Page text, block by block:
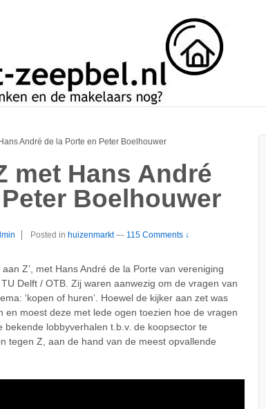
André de la Porte en Peter Boelhouwer
met Hans André
Boelhouwer
Posted in huizenmarkt — 115 Comments ↓
Z’, met Hans André de la Porte van vereniging
Delft / OTB. Zij waren aanwezig om de vragen van
‘kopen of huren’. Hoewel de kijker aan zet was
en moest deze met lede ogen toezien hoe de vragen
lobbyverhalen t.b.v. de koopsector te
tegen Z, aan de hand van de meest opvallende